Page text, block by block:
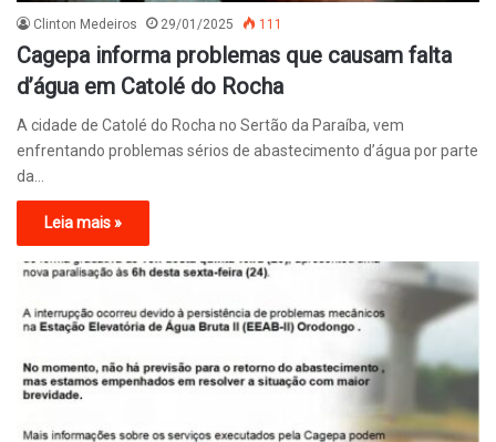
Clinton Medeiros 29/01/2025 111
Cagepa informa problemas que causam falta
d’água em Catolé do Rocha
A cidade de Catolé do Rocha no Sertão da Paraíba, vem
enfrentando problemas sérios de abastecimento d’água por parte
da…
Leia mais »